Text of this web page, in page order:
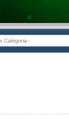
Categoria -